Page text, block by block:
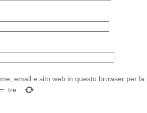
email e sito web in questo browser per
= tre